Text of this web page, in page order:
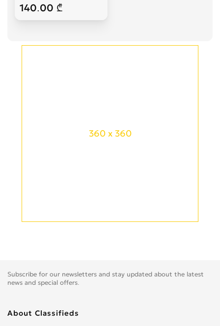
140.00 ₾
360 x 360
Subscribe for our newsletters and stay updated about the latest
news and special offers.
About Classifieds